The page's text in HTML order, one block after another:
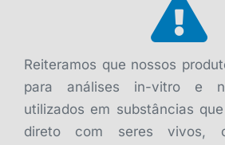
Reiteramos que nossos
para análises in-vitro e
utilizados em substâncias
direto com seres vivos,